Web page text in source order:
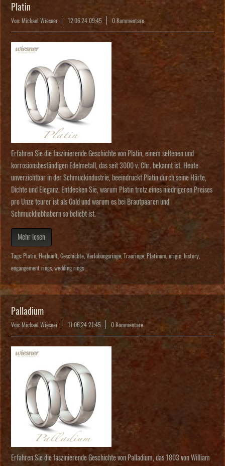
Platin
Von: Michael Wiesner 12.06.24 09:45 0 Kommentare
Erfahren Sie die faszinierende Geschichte von Platin, einem seltenen und
korrosionsbeständigen Edelmetall, das seit 3000 v. Chr. bekannt ist. Heute
unverzichtbar in der Schmuckindustrie, beeindruckt Platin durch seine Härte,
Dichte und Eleganz. Entdecken Sie, warum Platin trotz eines niedrigeren Preises
pro Unze teurer ist als Gold und warum es bei Brautpaaren und
Schmuckliebhabern so beliebt ist.
Mehr lesen
Tags: Platin Herkunft Geschichte Verlobungsringe Trauringe Platinum origin history
engangement rings wedding rings
Palladium
Von: Michael Wiesner 11.06.24 21:45 0 Kommentare
Erfahren Sie die faszinierende Geschichte von Palladium, das 1803 von William